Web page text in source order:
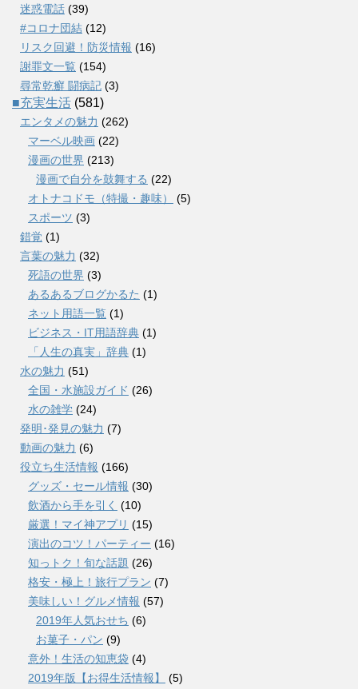
迷惑電話 (39)
#コロナ団結 (12)
リスク回避！防災情報 (16)
謝罪文一覧 (154)
尋常乾癬 闘病記 (3)
■充実生活 (581)
エンタメの魅力 (262)
マーベル映画 (22)
漫画の世界 (213)
漫画で自分を鼓舞する (22)
オトナコドモ（特撮・趣味）
(5)
スポーツ (3)
錯覚 (1)
言葉の魅力 (32)
死語の世界 (3)
あるあるブログかるた (1)
ネット用語一覧 (1)
ビジネス・IT用語辞典 (1)
「人生の真実」辞典 (1)
水の魅力 (51)
全国・水施設ガイド (26)
水の雑学 (24)
発明･発見の魅力 (7)
動画の魅力 (6)
役立ち生活情報 (166)
グッズ・セール情報 (30)
飲酒から手を引く (10)
厳選！マイ神アプリ (15)
演出のコツ！パーティー (16)
知っトク！旬な話題 (26)
格安・極上！旅行プラン (7)
美味しい！グルメ情報 (57)
2019年人気おせち (6)
お菓子・パン (9)
意外！生活の知恵袋 (4)
2019年版【お得生活情報】
(5)